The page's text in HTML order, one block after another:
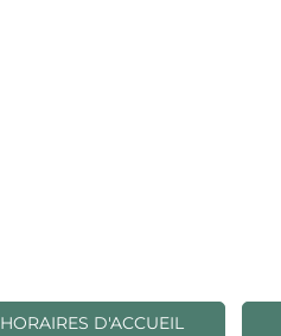
HORAIRES D'ACCUEIL